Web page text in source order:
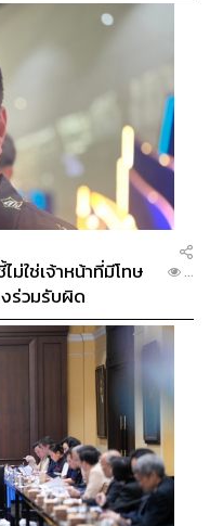
ใช่เจ้าหน้าที่มีโทษ
ร่วมรับผิด
...